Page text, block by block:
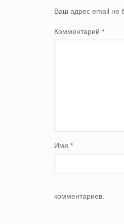
Ваш адрес email не
Комментарий *
Имя *
комментариев.